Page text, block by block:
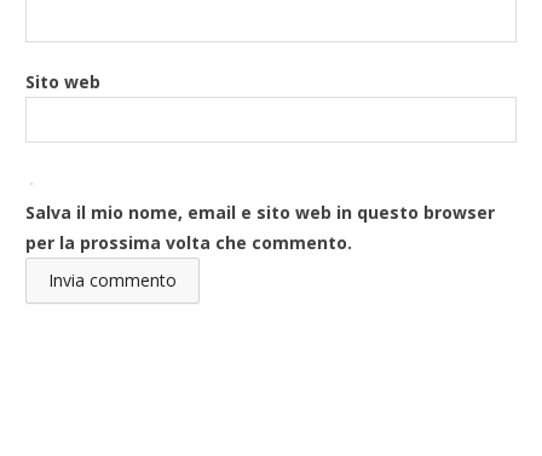
Sito web
Salva il mio nome, email e sito web in questo browser
per la prossima volta che commento.